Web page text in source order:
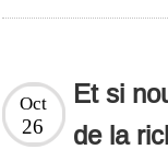
Et si
de la
Oct
26